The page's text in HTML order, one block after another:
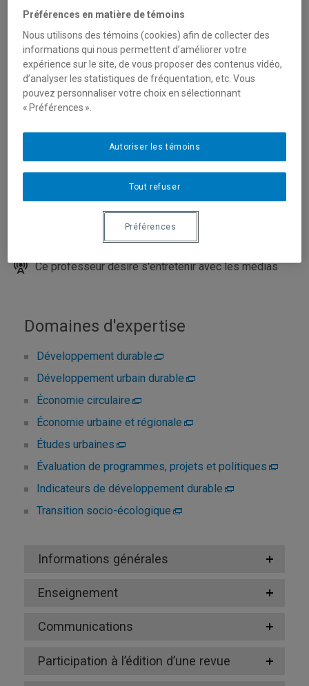
Département d'études urbaines et touristiques
Courriel:rajaonson.juste@uqam.ca
: Français, Anglais
Ce professeur désire s'entretenir avec les médias
Domaines d'expertise
Développement durable
Développement urbain durable
Économie circulaire
Économie urbaine et régionale
Études urbaines
Évaluation de programmes, projets et politiques
Indicateurs de développement durable
Transition socio-écologique
Informations générales
Enseignement
Communications
Participation à l’édition d’une revue
Préférences en matière de témoins
Nous utilisons des témoins (cookies) afin de collecter des
informations qui nous permettent d’améliorer votre
expérience sur le site, de vous proposer des contenus vidéo,
d’analyser les statistiques de fréquentation, etc. Vous
pouvez personnaliser votre choix en sélectionnant
« Préférences ».
Tout refuser
Autoriser les témoins
Préférences